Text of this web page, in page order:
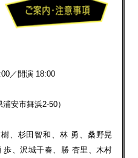
／開演 18:00
安市舞浜2-50）
、杉田智和、林 勇、桑野晃
歩、沢城千春、勝 杏里、木村